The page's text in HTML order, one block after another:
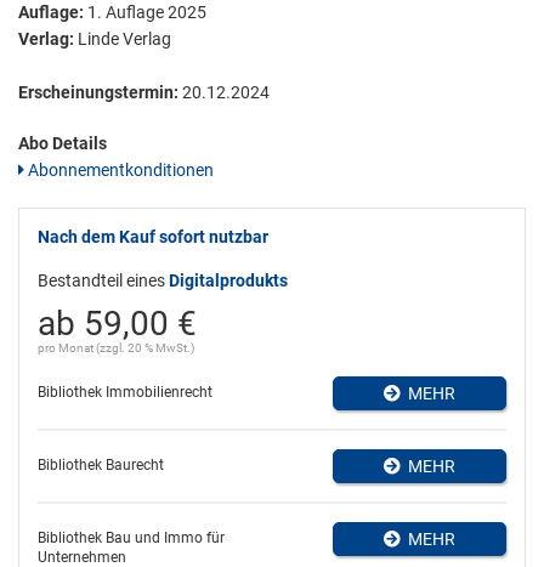
Auflage: 1. Auflage 2025
Verlag: Linde Verlag
Erscheinungstermin: 20.12.2024
Abo Details
Abonnementkonditionen
Nach dem Kauf sofort nutzbar
Bestandteil einesDigitalprodukts
ab 59,00 €
pro Monat (zzgl. 20 % MwSt.)
Bibliothek Immobilienrecht MEHR
Bibliothek Baurecht MEHR
Bibliothek Bau und Immo für
Unternehmen
MEHR